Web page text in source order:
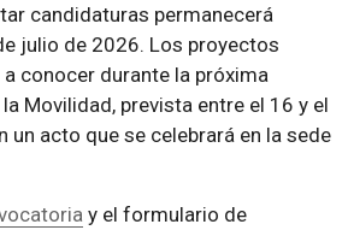
candidaturas permanecerá
julio de 2026. Los proyectos
conocer durante la próxima
Movilidad, prevista entre el 16 y el
un acto que se celebrará en la sede
y el formulario de